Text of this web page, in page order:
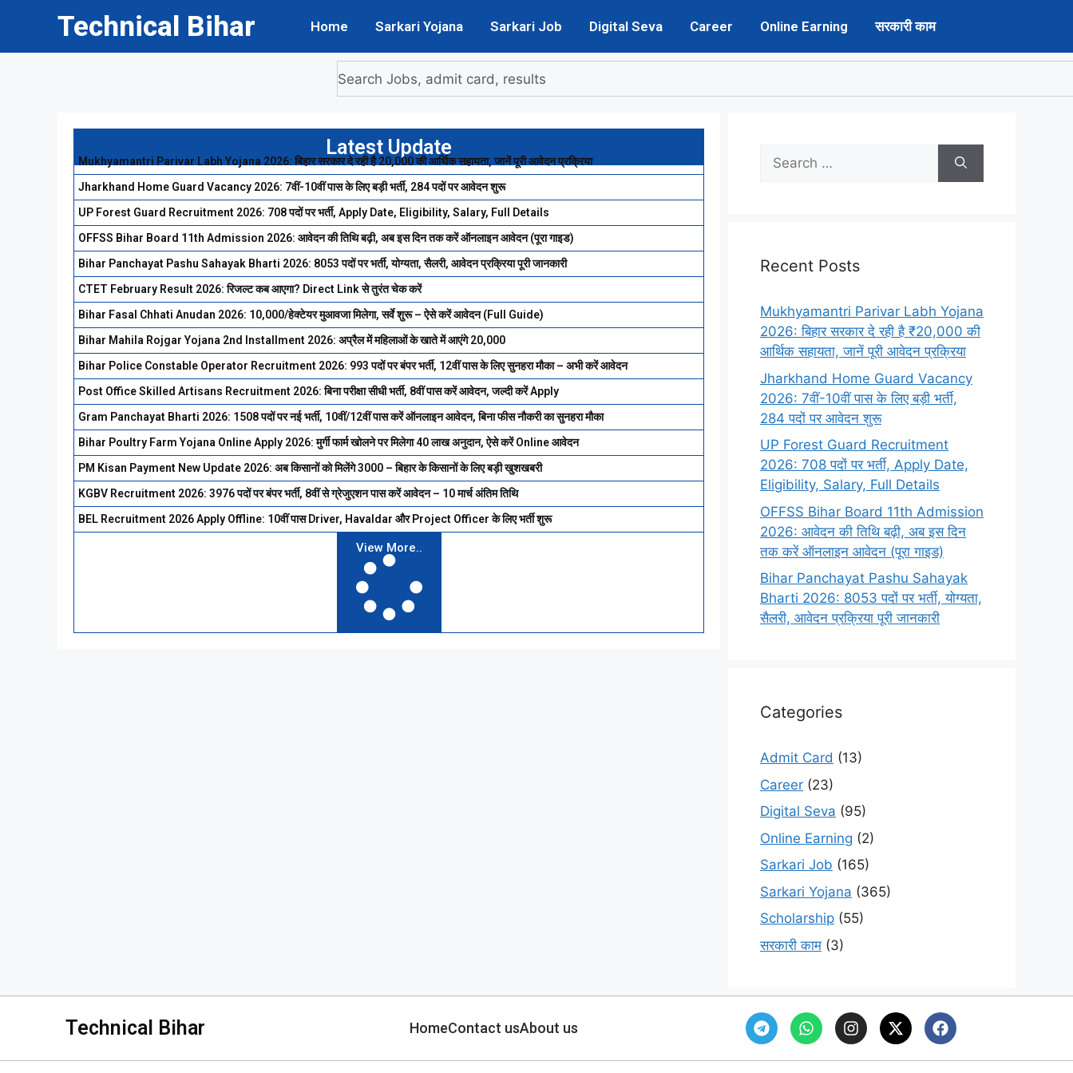
Technical Bihar Home Sarkari Yojana Sarkari Job Digital Seva Career Online Earning सरकारी काम
Latest Update
Mukhyamantri Parivar Labh Yojana 2026: बिहार सरकार दे रही है ₹20,000 की आर्थिक सहायता, जानें पूरी आवेदन प्रक्रिया
Jharkhand Home Guard Vacancy 2026: 7वीं-10वीं पास के लिए बड़ी भर्ती, 284 पदों पर आवेदन शुरू
UP Forest Guard Recruitment 2026: 708 पदों पर भर्ती, Apply Date, Eligibility, Salary, Full Details
OFFSS Bihar Board 11th Admission 2026: आवेदन की तिथि बढ़ी, अब इस दिन तक करें ऑनलाइन आवेदन (पूरा गाइड)
Bihar Panchayat Pashu Sahayak Bharti 2026: 8053 पदों पर भर्ती, योग्यता, सैलरी, आवेदन प्रक्रिया पूरी जानकारी
CTET February Result 2026: रिजल्ट कब आएगा? Direct Link से तुरंत चेक करें
Bihar Fasal Chhati Anudan 2026: ₹10,000/हेक्टेयर मुआवजा मिलेगा, सर्वे शुरू – ऐसे करें आवेदन (Full Guide)
Bihar Mahila Rojgar Yojana 2nd Installment 2026: अप्रैल में महिलाओं के खाते में आएंगे ₹20,000
Bihar Police Constable Operator Recruitment 2026: 993 पदों पर बंपर भर्ती, 12वीं पास के लिए सुनहरा मौका – अभी करें आवेदन
Post Office Skilled Artisans Recruitment 2026: बिना परीक्षा सीधी भर्ती, 8वीं पास करें आवेदन, जल्दी करें Apply
Gram Panchayat Bharti 2026: 1508 पदों पर नई भर्ती, 10वीं/12वीं पास करें ऑनलाइन आवेदन, बिना फीस नौकरी का सुनहरा मौका
Bihar Poultry Farm Yojana Online Apply 2026: मुर्गी फार्म खोलने पर मिलेगा ₹40 लाख अनुदान, ऐसे करें Online आवेदन
PM Kisan Payment New Update 2026: अब किसानों को मिलेंगे ₹3000 – बिहार के किसानों के लिए बड़ी खुशखबरी
KGBV Recruitment 2026: 3976 पदों पर बंपर भर्ती, 8वीं से ग्रेजुएशन पास करें आवेदन – 10 मार्च अंतिम तिथि
BEL Recruitment 2026 Apply Offline: 10वीं पास Driver, Havaldar और Project Officer के लिए भर्ती शुरू
View More..
Recent Posts
Mukhyamantri Parivar Labh Yojana
2026: बिहार सरकार दे रही है ₹20,000 की
आर्थिक सहायता, जानें पूरी आवेदन प्रक्रिया
Jharkhand Home Guard Vacancy
2026: 7वीं-10वीं पास के लिए बड़ी भर्ती,
284 पदों पर आवेदन शुरू
UP Forest Guard Recruitment
2026: 708 पदों पर भर्ती, Apply Date,
Eligibility, Salary, Full Details
OFFSS Bihar Board 11th Admission
2026: आवेदन की तिथि बढ़ी, अब इस दिन
तक करें ऑनलाइन आवेदन (पूरा गाइड)
Bihar Panchayat Pashu Sahayak
Bharti 2026: 8053 पदों पर भर्ती, योग्यता,
सैलरी, आवेदन प्रक्रिया पूरी जानकारी
Categories
Admit Card (13)
Career (23)
Digital Seva (95)
Online Earning (2)
Sarkari Job (165)
Sarkari Yojana (365)
Scholarship (55)
सरकारी काम (3)
Technical Bihar HomeContact usAbout us